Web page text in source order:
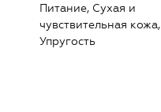
Питание, Сухая и
чувствительная кожа,
Упругость